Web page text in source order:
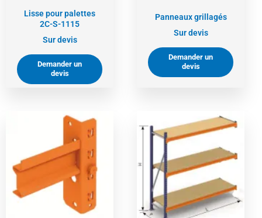
Lisse pour palettes
2C-S-1115
Sur devis
Demander un
devis
Panneaux grillagés
Sur devis
Demander un
devis